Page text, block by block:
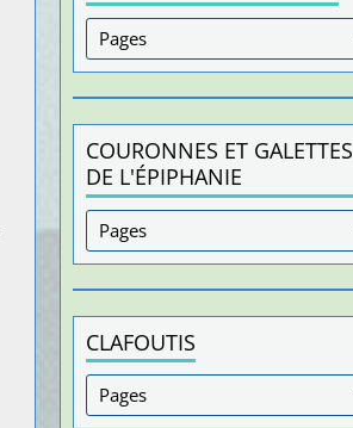
COURONNES ET GALETTES
DE L'ÉPIPHANIE
CLAFOUTIS